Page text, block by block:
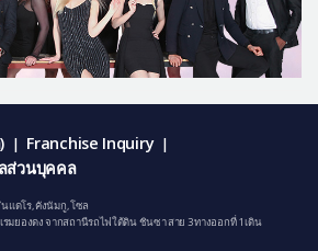
| Franchise Inquiry |
ส่วนบุคคล
แดโร, คังนัมกู, โซล
มยองดง จากสถานีรถไฟใต้ดิน ชินซา สาย 3 ทางออกที่ 1 เดิน